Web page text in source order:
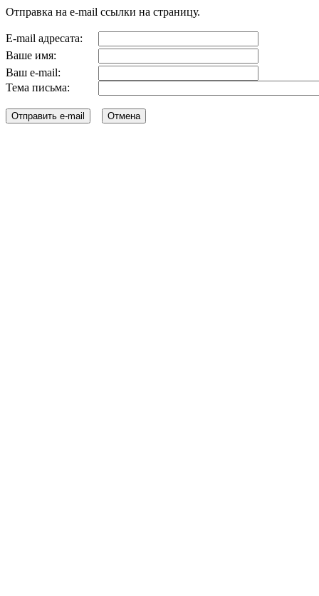
Отправка на e-mail ссылки на страницу.
E-mail адресата:
Ваше имя:
Ваш e-mail:
Тема письма: